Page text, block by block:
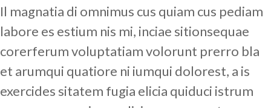
Il magnatia di omnimus cus quiam cus pediam
labore es estium nis mi, inciae sitionsequae
corerferum voluptatiam volorunt prerro bla
et arumqui quatiore ni iumqui dolorest, a is
exercides sitatem fugia elicia quiduci istrum